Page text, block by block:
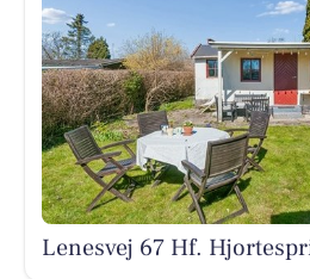
Lenesvej 67 Hf.